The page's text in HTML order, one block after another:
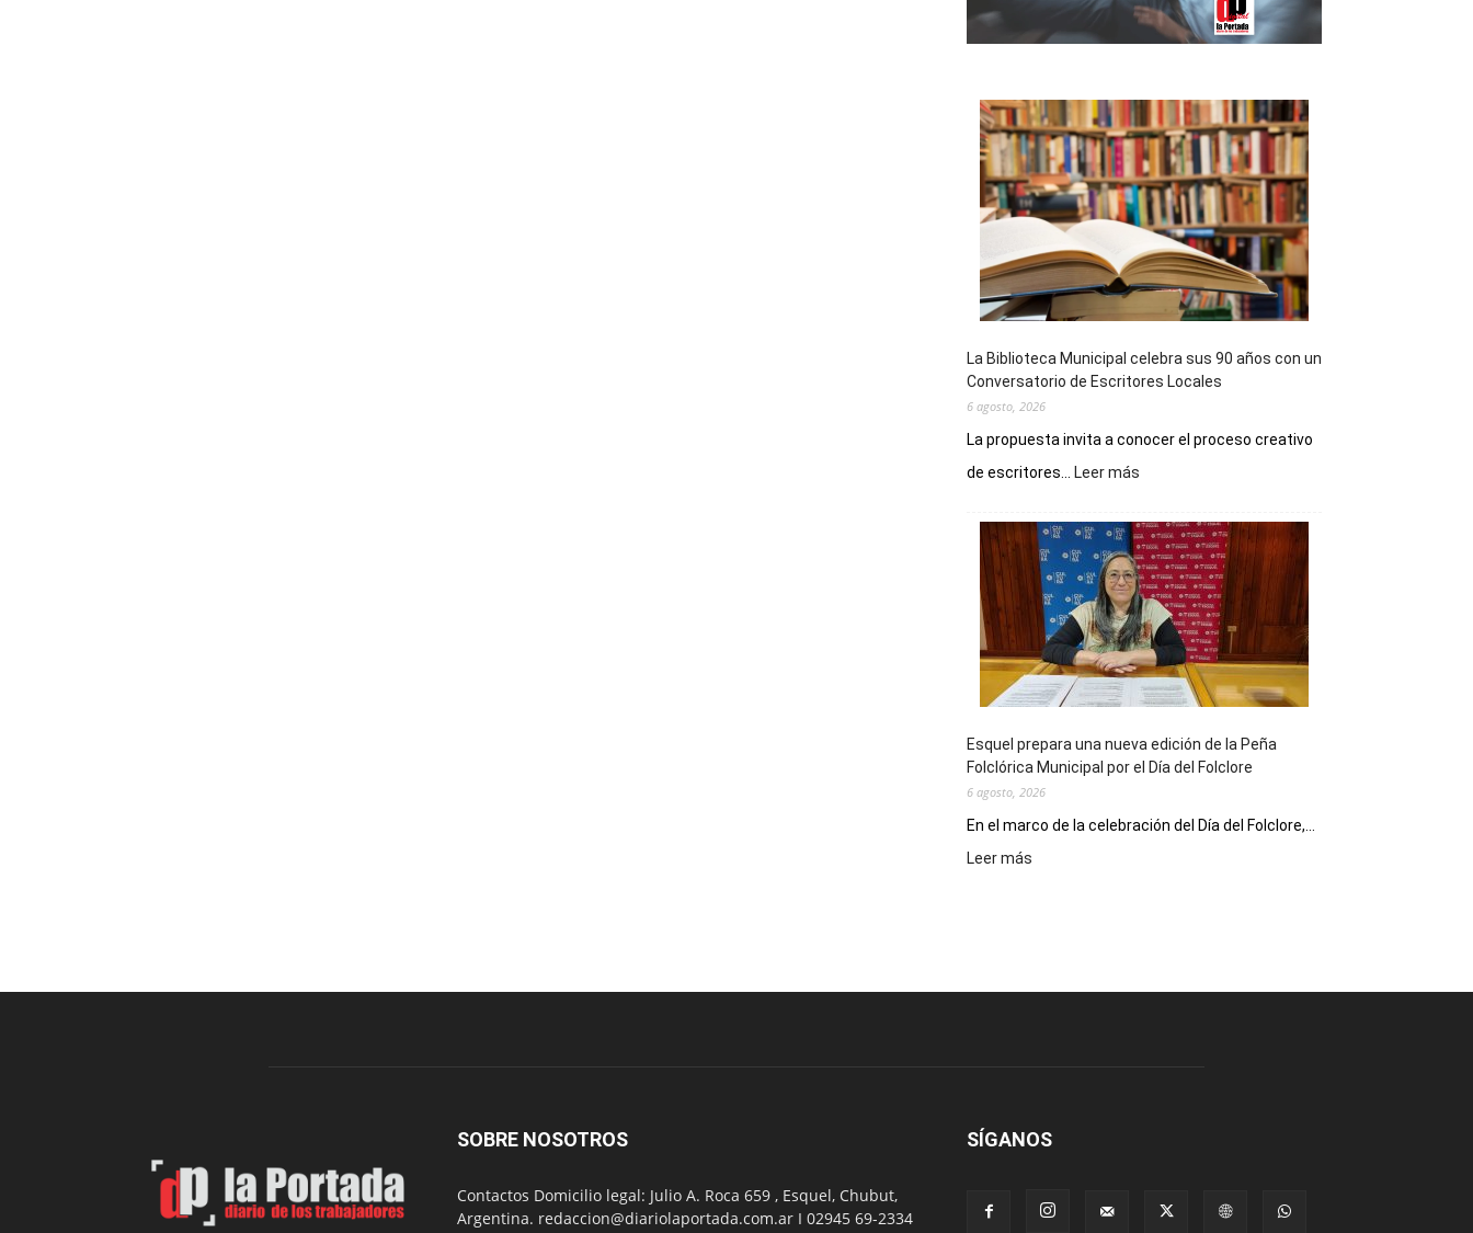
La Biblioteca Municipal celebra sus 90 años con un
Conversatorio de Escritores Locales
6 agosto, 2026
La propuesta invita a conocer el proceso creativo
de escritores...
Leer más
Municipal
celebra
sus
90
años
con
un
Conversatorio
Escritores
Locales
Esquel prepara una nueva edición de la Peña
Folclórica Municipal por el Día del Folclore
6 agosto, 2026
En el marco de la celebración del Día del Folclore,...
Leer más
de
el
Folclore
SOBRE NOSOTROS
Contactos Domicilio legal: Julio A. Roca 659 , Esquel, Chubut,
Argentina. redaccion@diariolaportada.com.ar I 02945 69-2334
SÍGANOS